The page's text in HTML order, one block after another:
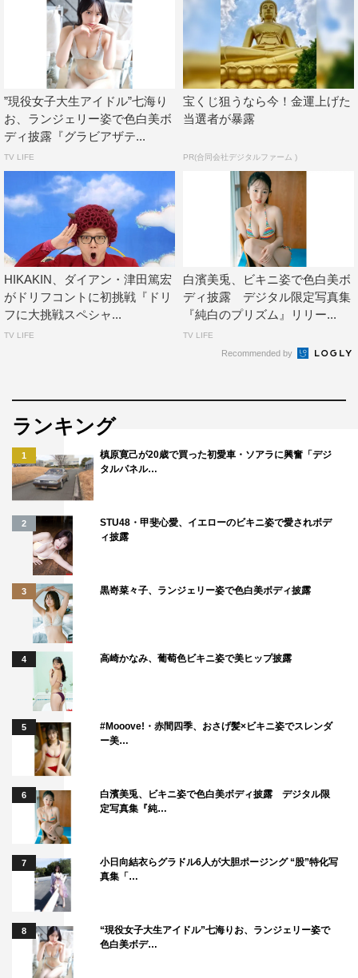
”現役女子大生アイドル”七海り
お、ランジェリー姿で色白美ボ
ディ披露『グラビアザテ...
TV LIFE
宝くじ狙うなら今！金運上げた
当選者が暴露
PR(合同会社デジタルファーム )
HIKAKIN、ダイアン・津田篤宏
がドリフコントに初挑戦『ドリ
フに大挑戦スペシャ...
TV LIFE
白濱美兎、ビキニ姿で色白美ボ
ディ披露 デジタル限定写真集
『純白のプリズム』リリー...
TV LIFE
Recommended by
ランキング
1
槙原寛己が20歳で買った初愛車・ソアラに興奮「デジ
タルパネル…
2
STU48・甲斐心愛、イエローのビキニ姿で愛されボデ
ィ披露
3 黒嵜菜々子、ランジェリー姿で色白美ボディ披露
4 高崎かなみ、葡萄色ビキニ姿で美ヒップ披露
5
#Mooove!・赤間四季、おさげ髪×ビキニ姿でスレンダ
ー美…
6
白濱美兎、ビキニ姿で色白美ボディ披露 デジタル限
定写真集『純…
7
小日向結衣らグラドル6人が大胆ポージング “股”特化写
真集「…
8
“現役女子大生アイドル”七海りお、ランジェリー姿で
色白美ボデ…